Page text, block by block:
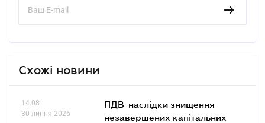
Схожі новини
14.08
30 липня 2026
ПДВ-наслідки знищення
незавершених капітальних